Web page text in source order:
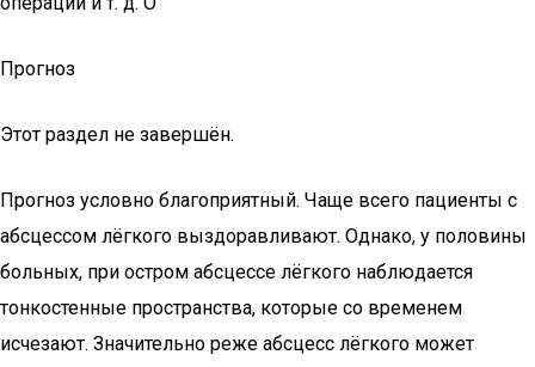
Прогноз
Этот раздел не завершён.
Прогноз условно благоприятный. Чаще всего пациенты с
абсцессом лёгкого выздоравливают. Однако, у половины
больных, при остром абсцессе лёгкого наблюдается
тонкостенные пространства, которые со временем
исчезают. Значительно реже абсцесс лёгкого может